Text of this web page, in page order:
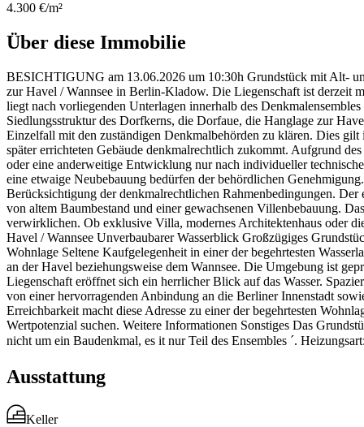
4.300 €/m²
Über diese Immobilie
BESICHTIGUNG am 13.06.2026 um 10:30h Grundstück mit Alt-
zur Havel / Wannsee in Berlin-Kladow. Die Liegenschaft ist derzeit
liegt nach vorliegenden Unterlagen innerhalb des
Siedlungsstruktur des Dorfkerns, die Dorfaue, die Hanglage zur
Einzelfall mit den zuständigen Denkmalbehörden zu klären. Dies gilt
später errichteten Gebäude denkmalrechtlich zukommt. Aufgrund
oder eine anderweitige Entwicklung nur nach individueller
eine etwaige Neubebauung bedürfen der behördlichen
Berücksichtigung der denkmalrechtlichen Rahmenbedingungen.
von altem Baumbestand und einer gewachsenen Villenbebauung.
verwirklichen. Ob exklusive Villa, modernes Architektenhaus oder
Havel / Wannsee Unverbaubarer Wasserblick Großzügiges
Wohnlage Seltene Kaufgelegenheit in einer der begehrtesten
an der Havel beziehungsweise dem Wannsee. Die Umgebung ist
Liegenschaft eröffnet sich ein herrlicher Blick auf das Wasser.
von einer hervorragenden Anbindung an die Berliner Innenstadt
Erreichbarkeit macht diese Adresse zu einer der begehrtesten
Wertpotenzial suchen. Weitere Informationen Sonstiges Das
nicht um ein Baudenkmal, es it nur Teil des Ensembles ´.
Ausstattung
Keller